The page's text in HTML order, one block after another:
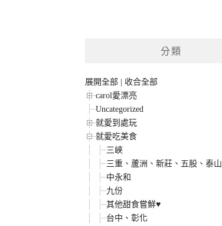
分類
展開全部 | 收合全部
carol愛漂亮
Uncategorized
就愛到處玩
就愛吃美食
三峽
三重、蘆洲、新莊、五股、泰山
中永和
九份
其他甜食嘗鮮♥
台中、彰化